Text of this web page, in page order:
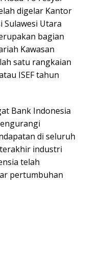
digelar Kantor
Sulawesi Utara
bagian
Kawasan
satu rangkaian
ISEF tahun
Bank Indonesia
di seluruh
industri
telah
pertumbuhan